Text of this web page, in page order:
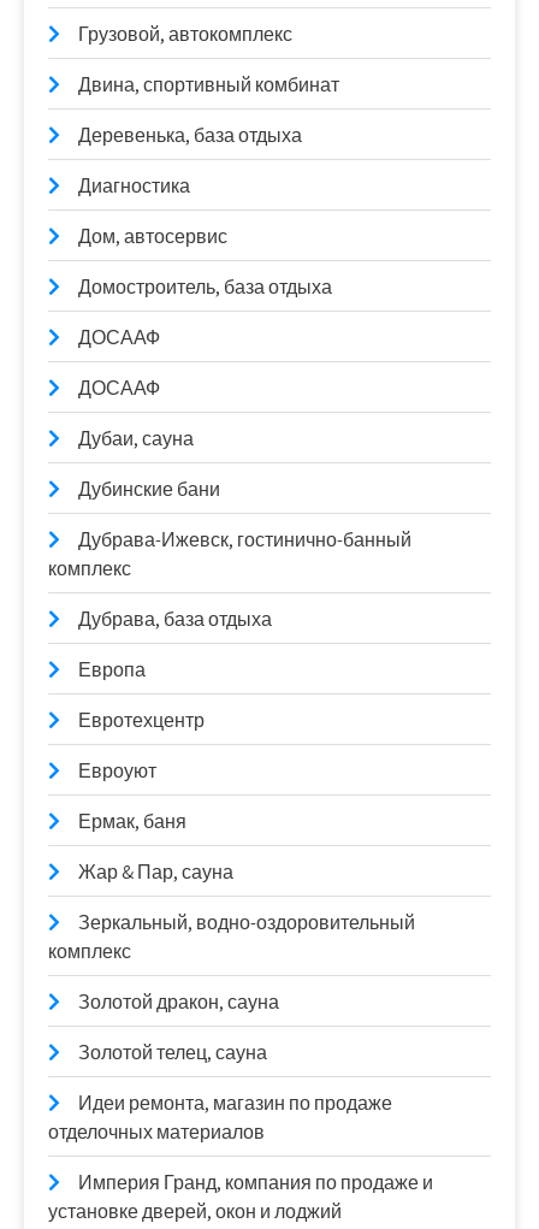
Грузовой, автокомплекс
Двина, спортивный комбинат
Деревенька, база отдыха
Диагностика
Дом, автосервис
Домостроитель, база отдыха
ДОСААФ
ДОСААФ
Дубаи, сауна
Дубинские бани
Дубрава-Ижевск, гостинично-банный
комплекс
Дубрава, база отдыха
Европа
Евротехцентр
Евроуют
Ермак, баня
Жар & Пар, сауна
Зеркальный, водно-оздоровительный
комплекс
Золотой дракон, сауна
Золотой телец, сауна
Идеи ремонта, магазин по продаже
отделочных материалов
Империя Гранд, компания по продаже и
установке дверей, окон и лоджий